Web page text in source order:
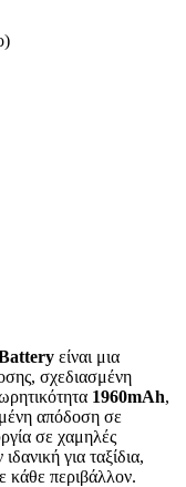
είναι μια
σχεδιασμένη
1960mAh,
απόδοση σε
σε χαμηλές
για ταξίδια,
κάθε περιβάλλον.